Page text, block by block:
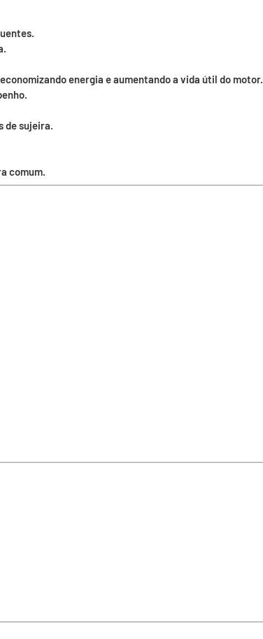
energia e aumentando a vida útil do motor.
de sujeira.
comum.